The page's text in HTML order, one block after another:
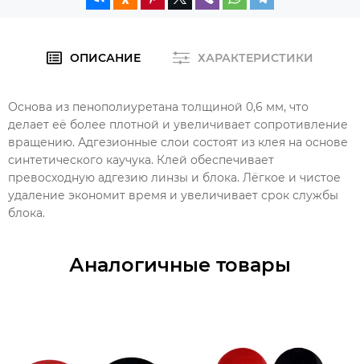
ОПИСАНИЕ ХАРАКТЕРИСТИКИ
Основа из пенополиуретана толщиной 0,6 мм, что
делает её более плотной и увеличивает сопротивление
вращению. Адгезионные слои состоят из клея на основе
синтетического каучука. Клей обеспечивает
превосходную адгезию линзы и блока. Лёгкое и чистое
удаление экономит время и увеличивает срок службы
блока.
Аналогичные товары